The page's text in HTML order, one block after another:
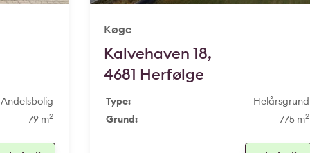
Andelsbolig
79 m2
Køge
Kalvehaven 18,
4681 Herfølge
Type:
Helårsgrund
Grund:
775 m2